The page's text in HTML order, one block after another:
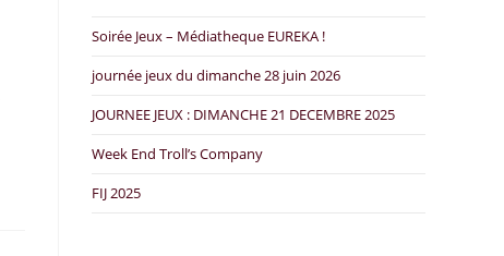
Soirée Jeux – Médiatheque EUREKA !
journée jeux du dimanche 28 juin 2026
JOURNEE JEUX : DIMANCHE 21 DECEMBRE 2025
Week End Troll’s Company
FIJ 2025